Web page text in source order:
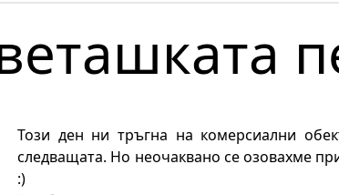
Този ден ни тръгна на комерсиални
следващата. Но неочаквано се озовахме
:)